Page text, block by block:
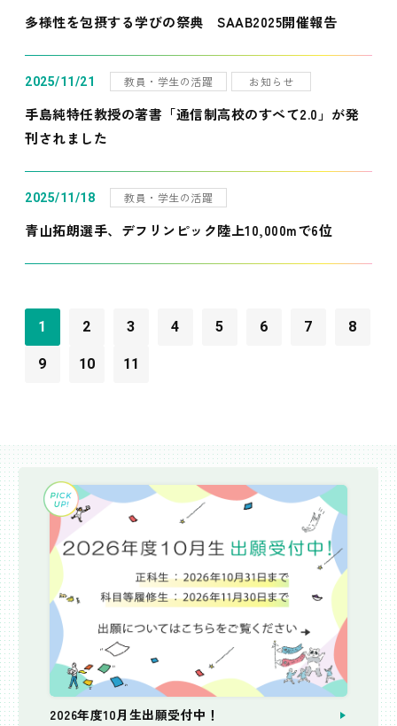
多様性を包摂する学びの祭典 SAAB2025開催報告
2025/11/21 教員・学生の活躍 お知らせ
手島純特任教授の著書「通信制高校のすべて2.0」が発
刊されました
2025/11/18 教員・学生の活躍
青山拓朗選手、デフリンピック陸上10,000mで6位
1 2 3 4 5 6 7 8
9 10 11
2026年度10月生出願受付中！